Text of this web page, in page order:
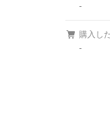
-
購入し
-